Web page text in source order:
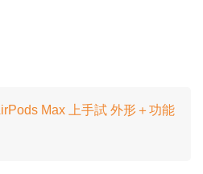
Max 上手試 外形＋功能